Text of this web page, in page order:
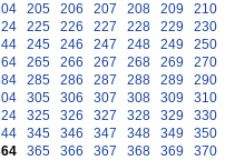
205 206 207 208 209 210
225 226 227 228 229 230
245 246 247 248 249 250
265 266 267 268 269 270
285 286 287 288 289 290
305 306 307 308 309 310
325 326 327 328 329 330
345 346 347 348 349 350
365 366 367 368 369 370